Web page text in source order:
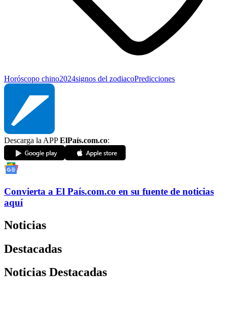
Horóscopo chino2024signos del zodiacoPredicciones
Descarga la APPElPaís.com.co:
Convierta a El País.com.co en su fuente de noticias
aquí
Noticias
Destacadas
Noticias Destacadas